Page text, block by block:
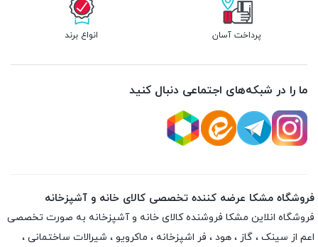
پرداخت آسان انواع برند
ما را در شبکه‌های اجتماعی دنبال کنید
فروشگاه مشکا عرضه کننده تخصصی کالای خانه و آشپزخانه
فروشگاه انلاین مشکا فروشنده کالای خانه و آشپزخانه به صورت تخصصی
اعم از سینک ، گاز ، هود ، فر اشپزخانه ، ماکرویو ، شیرالات ساختمانی ،